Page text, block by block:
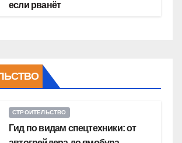
если рванёт
СТРОИТЕЛЬСТВО
Гид по видам спецтехники: от